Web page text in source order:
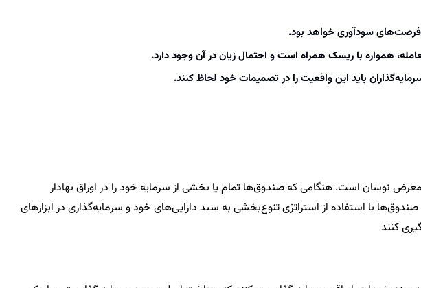
سودآوری خواهد بود.
همواره با ریسک همراه است و احتمال زیان در آن وجود دارد.
باید این واقعیت را در تصمیمات خود لحاظ کنند.
نوسان است. هنگامی که صندوق‌ها تمام یا بخشی از سرمایه خود را در اوراق بهادار
با استفاده از استراتژی تنوع‌بخشی به سبد دارایی‌های خود و سرمایه‌گذاری در ابزارهای
کنند